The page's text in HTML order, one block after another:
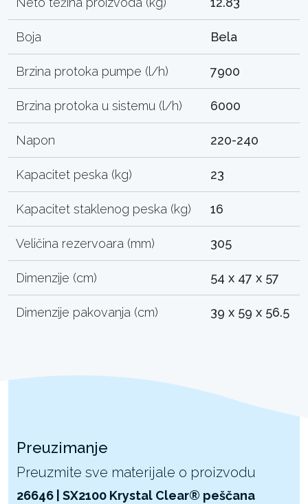
Boja Bela
Brzina protoka pumpe (l/h) 7900
Brzina protoka u sistemu (l/h) 6000
Napon 220-240
Kapacitet peska (kg) 23
Kapacitet staklenog peska (kg) 16
Veličina rezervoara (mm) 305
Dimenzije (cm) 54 x 47 x 57
Dimenzije pakovanja (cm) 39 x 59 x 56.5
Preuzimanje
Preuzmite sve materijale o proizvodu
26646 | SX2100 Krystal Clear® peščana